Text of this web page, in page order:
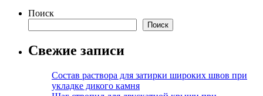
Поиск
Поиск
Свежие записи
Состав раствора для затирки широких швов при
укладке дикого камня